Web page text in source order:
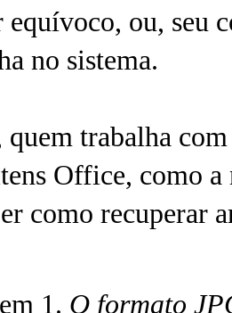
equívoco, ou, seu
no sistema.
trabalha
Office, como a
como recuperar
1. O formato